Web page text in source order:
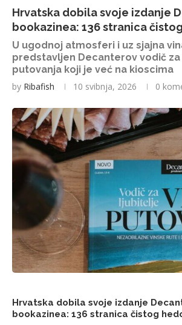
Hrvatska dobila svoje izdanje
bookazinea: 136 stranica
U ugodnoj atmosferi i uz sjajna
predstavljen Decanterov vodič
putovanja koji je već na kioscima
by Ribafish 10 svibnja, 2026 0
Hrvatska dobila svoje izdanje
bookazinea: 136 stranica čistog